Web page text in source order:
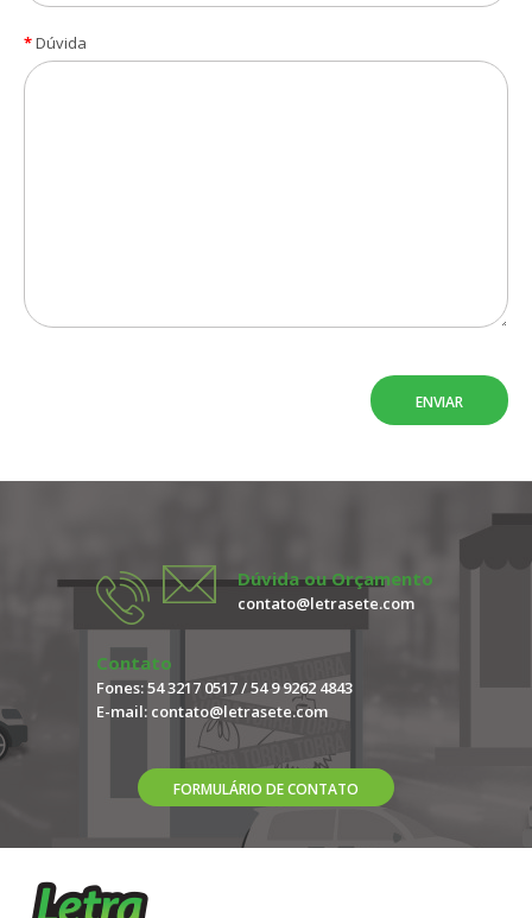
Dúvida
Dúvida ou Orçamento
contato@letrasete.com
Contato
Fones: 54 3217 0517 / 54 9 9262 4843
E-mail: contato@letrasete.com
FORMULÁRIO DE CONTATO